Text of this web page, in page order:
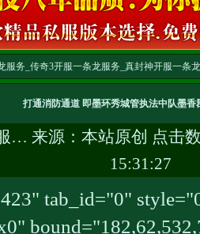
服务_传奇3开服一条龙服务_真封神开服一条
打通消防通道 即墨环秀城管执法中队墨香
… 来源：本站原创 点击
15:31:27
tab_id="0"